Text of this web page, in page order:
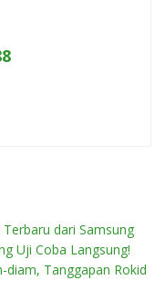
dari Samsung
Uji Coba Langsung!
diam, Tanggapan Rokid